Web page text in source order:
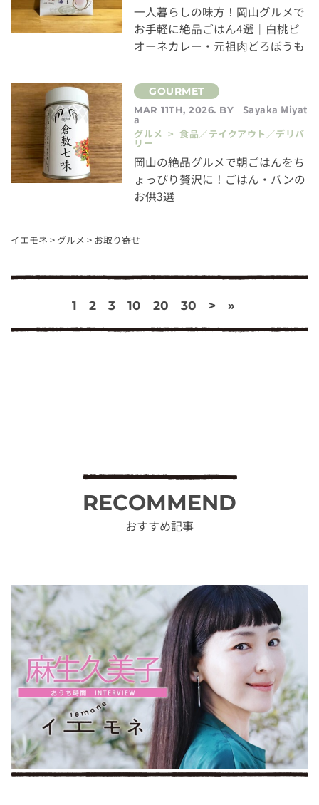
一人暮らしの味方！岡山グルメで
お手軽に絶品ごはん4選｜白桃ピ
オーネカレー・元祖肉どろぼうも
MAR 11TH, 2026. BY Sayaka Miyat
a
グルメ > 食品／テイクアウト／デリバ
リー
岡山の絶品グルメで朝ごはんをち
ょっぴり贅沢に！ごはん・パンの
お供3選
イエモネ > グルメ > お取り寄せ
1 2 3 10 20 30 > »
RECOMMEND
おすすめ記事